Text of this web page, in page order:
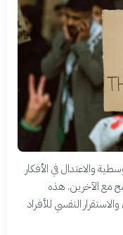
والاعتدال في الأفكار
مع الآخرين. هذه
النفسي للأفراد